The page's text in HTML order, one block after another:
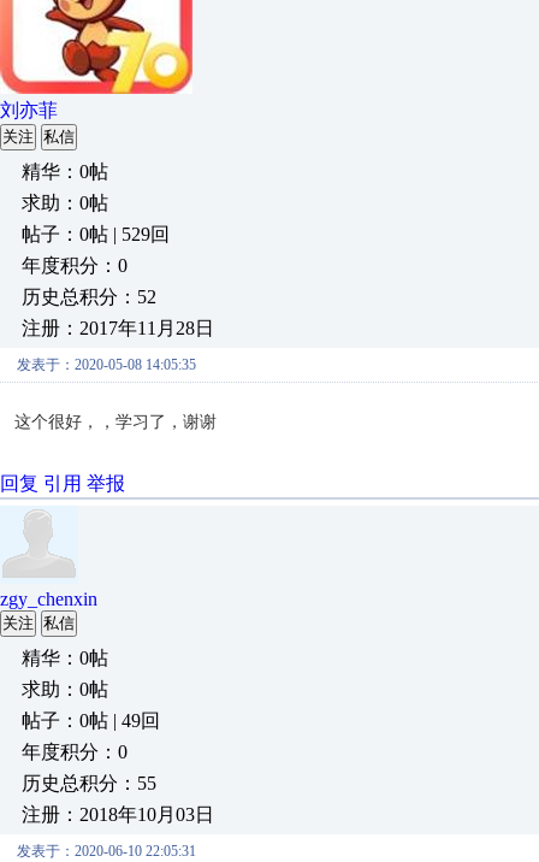
刘亦菲
关注 私信
精华：0帖
求助：0帖
帖子：0帖 | 529回
年度积分：0
历史总积分：52
注册：2017年11月28日
发表于：2020-05-08 14:05:35
这个很好，，学习了，谢谢
回复 引用 举报
zgy_chenxin
关注 私信
精华：0帖
求助：0帖
帖子：0帖 | 49回
年度积分：0
历史总积分：55
注册：2018年10月03日
发表于：2020-06-10 22:05:31